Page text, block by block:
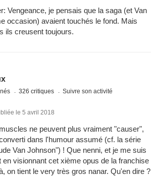
Vengeance, je pensais que la saga (et Van
occasion) avaient touchés le fond. Mais
ils creusent toujours.
326 critiques Suivre son activité
le 5 avril 2018
ne peuvent plus vraiment "causer",
dans l'humour assumé (cf. la série
Van Johnson") ! Que nenni, et je me suis
visionnant cet xième opus de la franchise
on tient le very très gros nanar. Qu'en dire ?